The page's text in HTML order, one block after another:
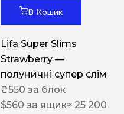
В Кошик
Lifa Super Slims
Strawberry —
полуничні супер слім
₴550 за блок
$560 за ящик≈ 25 200